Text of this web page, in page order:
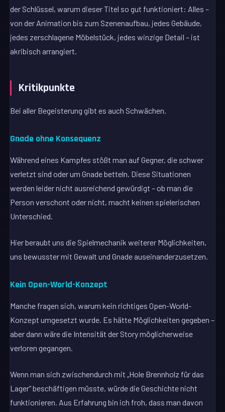
der Schlüssel, warum dieser Titel so gut funktioniert: Alles –
von der Animation bis zum Szenenaufbau, jedes Gebäude,
jedes zerschlagene Möbelstück, jedes winzige Detail – ist
akribisch arrangiert.
Kritikpunkte
Bei aller Begeisterung gibt es auch Schwächen.
Gnade ohne Konsequenz
Während eines Kampfes stößt man auf Gegner, die schwer
verletzt sind oder um Gnade betteln. Diese Situationen
werden leider nicht ausreichend gewürdigt – ob man die
Person verschont oder nicht, macht keinen spielerischen
Unterschied.
Hier beraubt uns die Spielmechanik weiterer Möglichkeiten,
uns bewusster mit Gewalt und Gnade auseinanderzusetzen.
Kein Open-World-Konzept
Manche fragen sich, warum kein richtiges Open-World-
Konzept umgesetzt wurde. Es hätte Möglichkeiten gegeben –
aber dann wäre die Intensität der Story möglicherweise
verloren gegangen.
Wenn man sich zwischendurch mit „Hole Brennholz für das
Lager“ beschäftigen müsste, würde die Geschichte nicht
funktionieren. Aus Erfahrung bin ich froh, dass man davon